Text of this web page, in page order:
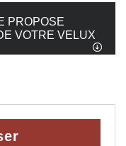
PROPOSE
VOTRE VELUX